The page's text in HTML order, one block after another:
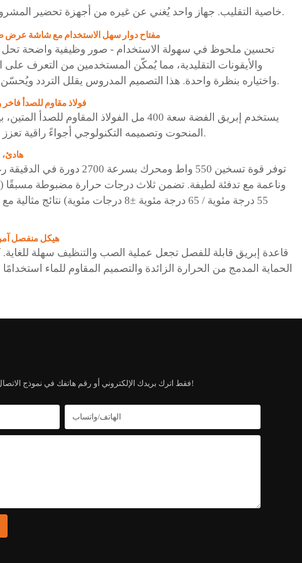
خاصية التقليب. جهاز واحد يُغني عن غيره من أجهزة تحضير المشروبات المتخصصة.
2. مفتاح دوار سهل الاستخدام مع شاشة عرض
تحسين ملحوظ في سهولة الاستخدام - صور وظيفية واضحة
والأيقونات التقليدية، مما يُمكّن المستخدمين من التعرف
واختياره بنظرة واحدة. هذا التصميم المدروس يقلل التردد ويُحسّن التفاعل اليومي.
3. فولاذ مقاوم للصدأ
يستخدم إبريق الفضة سعة 400 مل الفولاذ المقاوم
المنحوت وتصميمه التكنولوجي أجواءً راقية تعزز أي سطح طاولة.
4.
توفر قوة تسخين 550 واط ومحرك بسرعة
55 درجة مئوية / 65 درجة مئوية ±8 درجات مئوية)
5. هيكل منفصل
قاعدة إبريق قابلة للفصل تجعل عملية الصب والتنظيف سهلة
الحماية المدمج من الحرارة الزائدة والتصميم المقاوم للماء استخدامًا
فقط اترك بريدك الإلكتروني أو رقم هاتفك في نموذج الاتصال حتى نتمكن من إرسال عرض أسعار مجاني لك لمجموعة واسعة من المنتجات لدينا!
الهاتف/واتساب